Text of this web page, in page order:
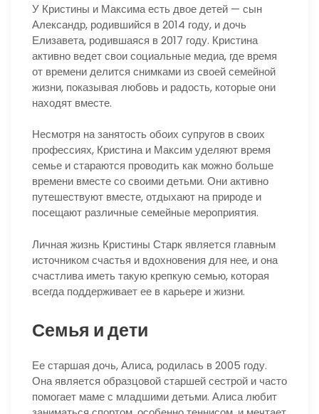
У Кристины и Максима есть двое детей — сын
Александр, родившийся в 2014 году, и дочь
Елизавета, родившаяся в 2017 году. Кристина
активно ведет свои социальные медиа, где время
от времени делится снимками из своей семейной
жизни, показывая любовь и радость, которые они
находят вместе.
Несмотря на занятость обоих супругов в своих
профессиях, Кристина и Максим уделяют время
семье и стараются проводить как можно больше
времени вместе со своими детьми. Они активно
путешествуют вместе, отдыхают на природе и
посещают различные семейные мероприятия.
Личная жизнь Кристины Старк является главным
источником счастья и вдохновения для нее, и она
счастлива иметь такую крепкую семью, которая
всегда поддерживает ее в карьере и жизни.
Семья и дети
Ее старшая дочь, Алиса, родилась в 2005 году.
Она является образцовой старшей сестрой и часто
помогает маме с младшими детьми. Алиса любит